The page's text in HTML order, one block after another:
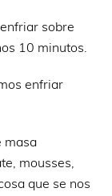
sobre
10 minutos.
enfriar
masa
mousses,
que se nos